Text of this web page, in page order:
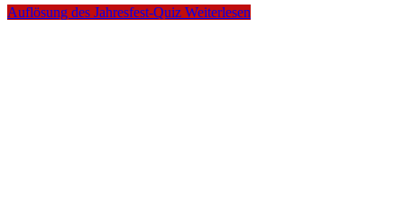
Auflösung des Jahresfest-Quiz Weiterlesen